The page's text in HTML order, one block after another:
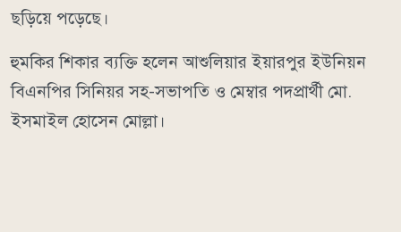
ছড়িয়ে পড়েছে।
হুমকির শিকার ব্যক্তি হলেন আশুলিয়ার ইয়ারপুর ইউনিয়ন
বিএনপির সিনিয়র সহ-সভাপতি ও মেম্বার পদপ্রার্থী মো.
ইসমাইল হোসেন মোল্লা।